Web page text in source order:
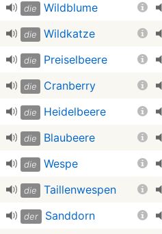
die Wildblume
die Wildkatze
die Preiselbeere
die Cranberry
die Heidelbeere
die Blaubeere
die Wespe
die Taillenwespen
der Sanddorn